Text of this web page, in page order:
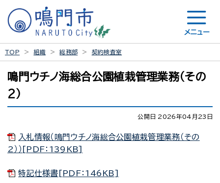
メニュー
TOP 組織 総務部 契約検査室
鳴門ウチノ海総合公園植栽管理業務（その
2）
公開日 2026年04月23日
入札情報（鳴門ウチノ海総合公園植栽管理業務（その
2））[PDF：139KB]
特記仕様書[PDF：146KB]